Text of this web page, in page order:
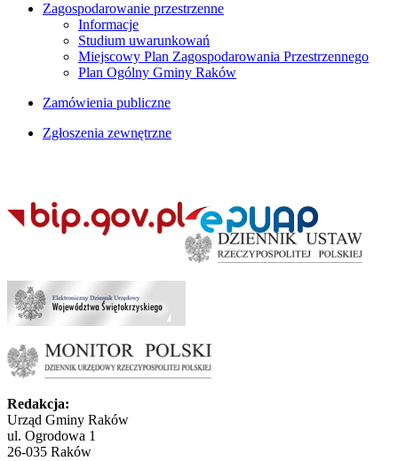
Zagospodarowanie przestrzenne
Informacje
Studium uwarunkowań
Miejscowy Plan Zagospodarowania Przestrzennego
Plan Ogólny Gminy Raków
Zamówienia publiczne
Zgłoszenia zewnętrzne
Redakcja:
Urząd Gminy Raków
ul. Ogrodowa 1
26-035 Raków